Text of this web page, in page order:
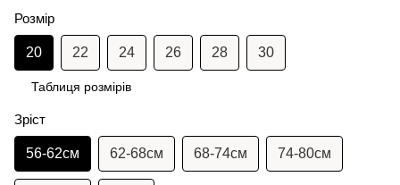
Розмір
20 22 24 26 28 30
Таблиця розмірів
Зріст
56-62см 62-68см 68-74см 74-80см